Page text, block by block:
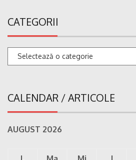
CATEGORII
Categorii
CALENDAR / ARTICOLE
AUGUST 2026